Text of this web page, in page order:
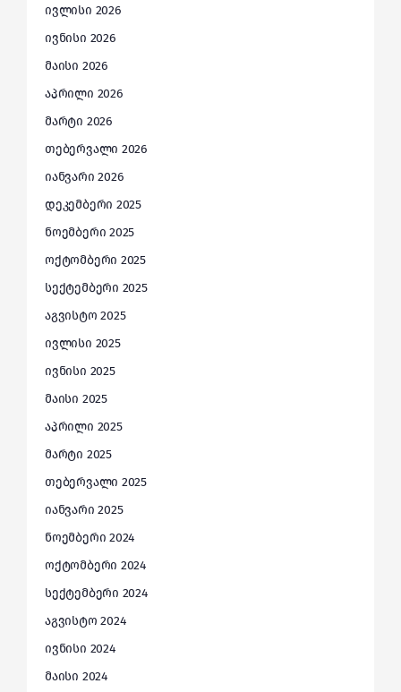
ივლისი 2026
ივნისი 2026
მაისი 2026
აპრილი 2026
მარტი 2026
თებერვალი 2026
იანვარი 2026
დეკემბერი 2025
ნოემბერი 2025
ოქტომბერი 2025
სექტემბერი 2025
აგვისტო 2025
ივლისი 2025
ივნისი 2025
მაისი 2025
აპრილი 2025
მარტი 2025
თებერვალი 2025
იანვარი 2025
ნოემბერი 2024
ოქტომბერი 2024
სექტემბერი 2024
აგვისტო 2024
ივნისი 2024
მაისი 2024